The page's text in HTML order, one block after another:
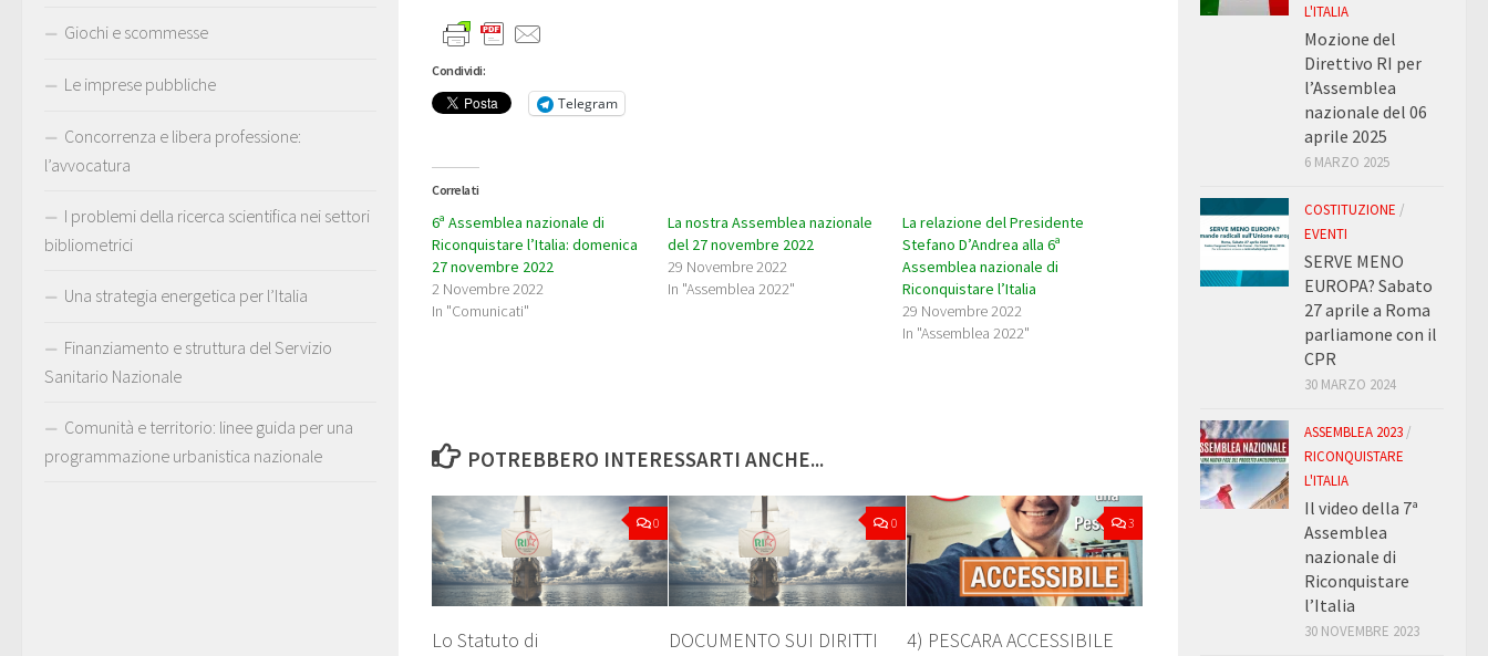
Condividi:
Telegram
Correlati
6ª Assemblea nazionale di
Riconquistare l’Italia: domenica
27 novembre 2022
2 Novembre 2022
In "Comunicati"
La nostra Assemblea nazionale
del 27 novembre 2022
29 Novembre 2022
In "Assemblea 2022"
La relazione del Presidente
Stefano D’Andrea alla 6ª
Assemblea nazionale di
Riconquistare l’Italia
29 Novembre 2022
In "Assemblea 2022"
POTREBBERO INTERESSARTI ANCHE...
0
Lo Statuto di
0
DOCUMENTO SUI DIRITTI
3
4) PESCARA ACCESSIBILE
Giochi e scommesse
Le imprese pubbliche
Concorrenza e libera professione:
l’avvocatura
I problemi della ricerca scientifica nei settori
bibliometrici
Una strategia energetica per l’Italia
Finanziamento e struttura del Servizio
Sanitario Nazionale
Comunità e territorio: linee guida per una
programmazione urbanistica nazionale
L'ITALIA
Mozione del
Direttivo RI per
l’Assemblea
nazionale del 06
aprile 2025
6 MARZO 2025
COSTITUZIONE /
EVENTI
SERVE MENO
EUROPA? Sabato
27 aprile a Roma
parliamone con il
CPR
30 MARZO 2024
ASSEMBLEA 2023 /
RICONQUISTARE
L'ITALIA
Il video della 7ª
Assemblea
nazionale di
Riconquistare
l’Italia
30 NOVEMBRE 2023